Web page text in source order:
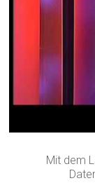
Mit dem